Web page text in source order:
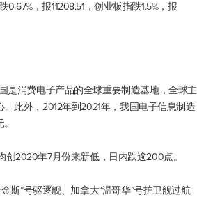
0.67%，报11208.51，创业板指跌1.5%，报
是消费电子产品的全球重要制造基地，全球主
此外，2012年到2021年，我国电子信息制造
2020年7月份来新低，日内跌逾200点。
斯”号驱逐舰、加拿大“温哥华”号护卫舰过航